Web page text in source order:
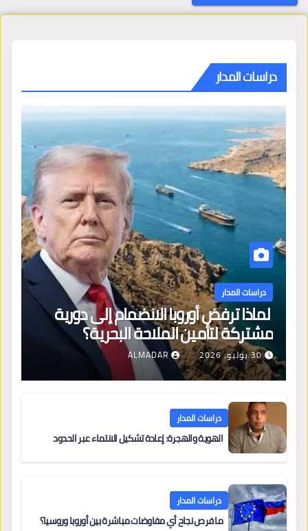
دراسات المدار
دراسات المدار
لماذا ترفض أوروبا الانضمام إلى دورية
مشتركة لتأمين الملاحة البحرية؟
30 يوليو، 2026 ALMADAR
دراسات المدار
الهوية والهجرة: إعادة تشكيل الانتماء عبر الحدود
دراسات المدار
ما فرص نجاح أي مفاوضات مباشرة بين أوروبا وروسيا؟